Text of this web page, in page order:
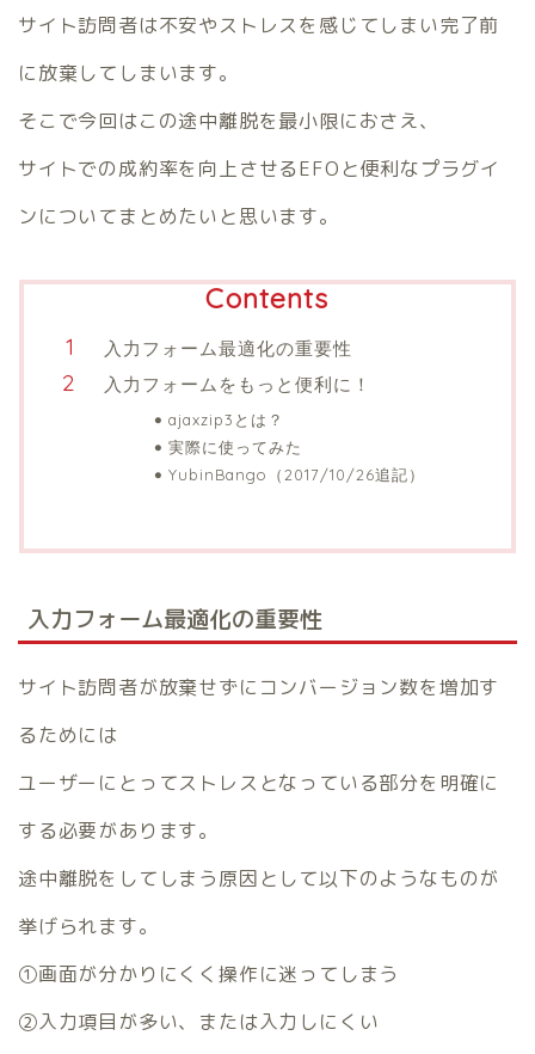
サイト訪問者は不安やストレスを感じてしまい完了前
に放棄してしまいます。
そこで今回はこの途中離脱を最小限におさえ、
サイトでの成約率を向上させるEFOと便利なプラグイ
ンについてまとめたいと思います。
Contents
入力フォーム最適化の重要性
入力フォームをもっと便利に！
ajaxzip3とは？
実際に使ってみた
YubinBango（2017/10/26追記）
入力フォーム最適化の重要性
サイト訪問者が放棄せずにコンバージョン数を増加す
るためには
ユーザーにとってストレスとなっている部分を明確に
する必要があります。
途中離脱をしてしまう原因として以下のようなものが
挙げられます。
①画面が分かりにくく操作に迷ってしまう
②入力項目が多い、または入力しにくい